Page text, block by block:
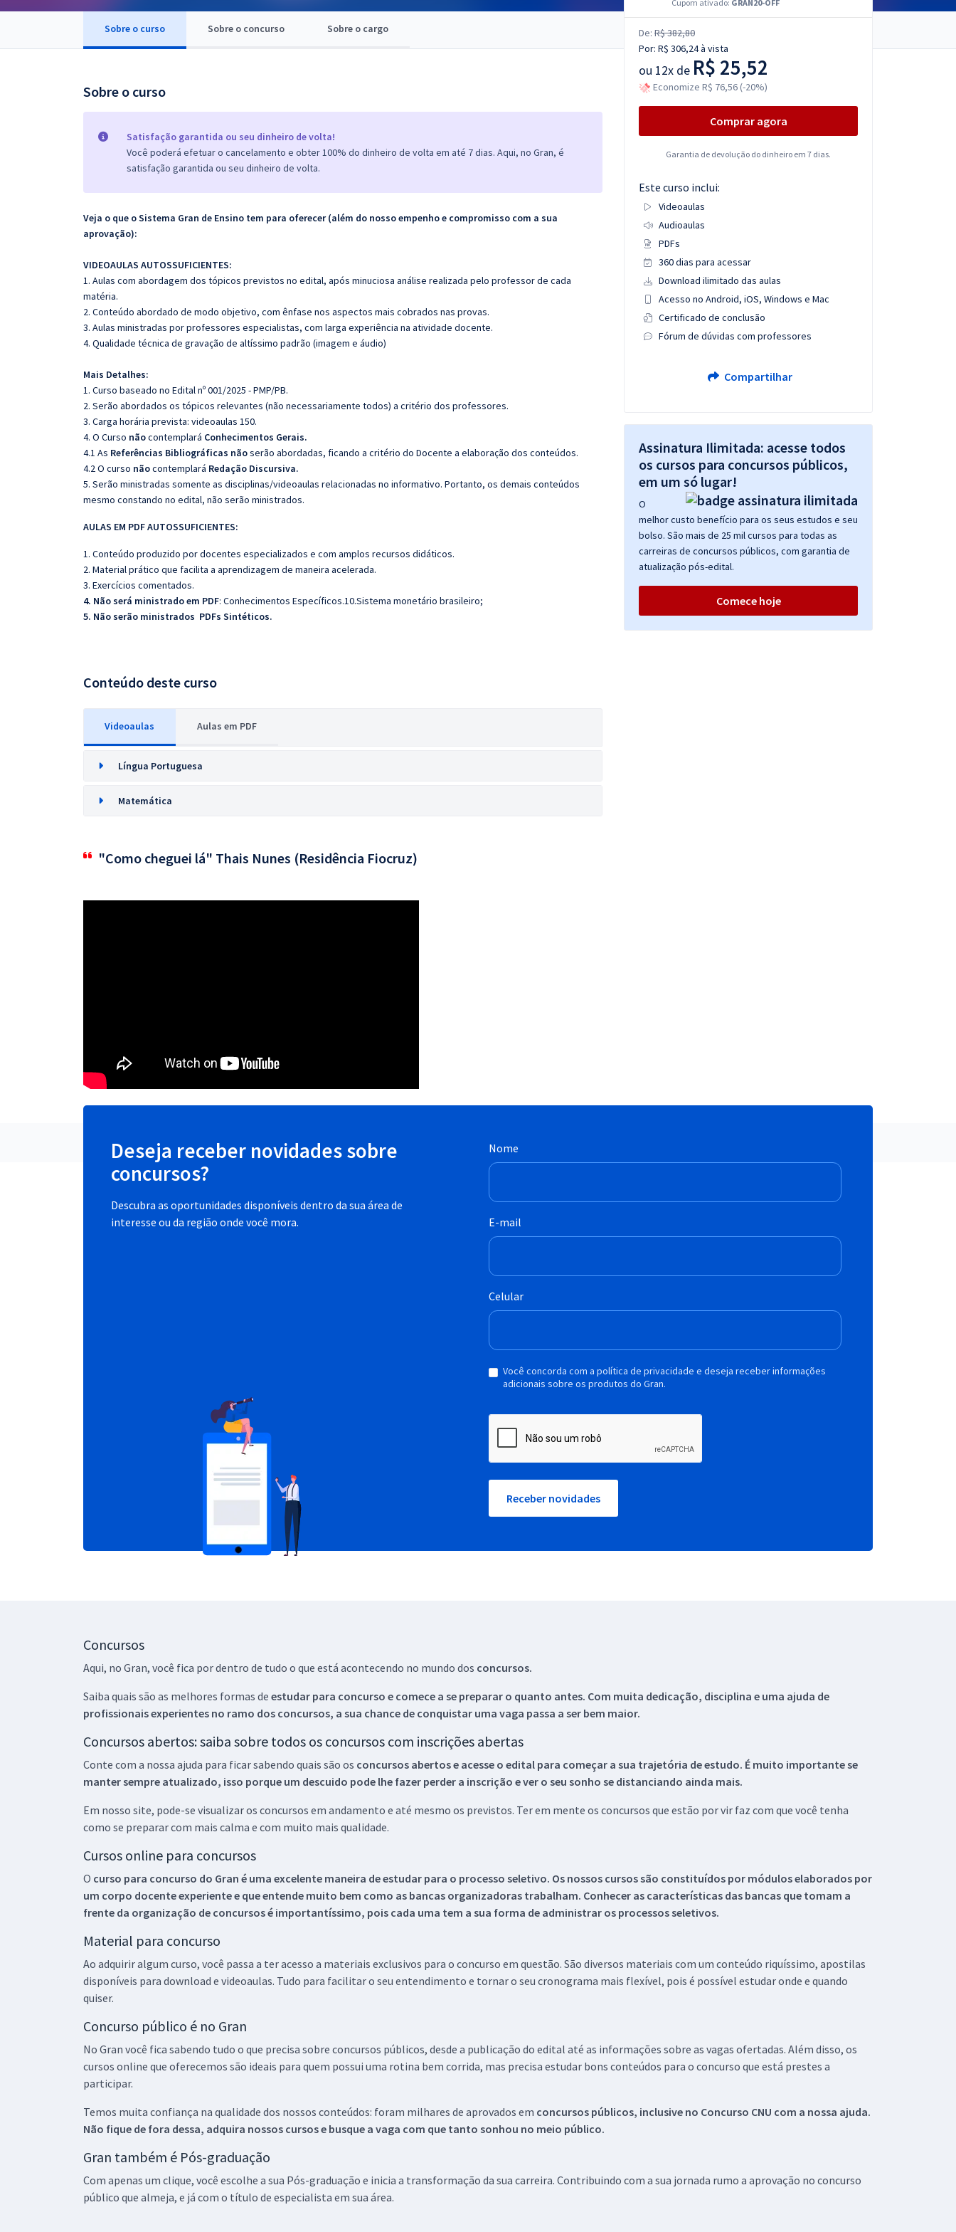
Pós
Sobre o curso Sobre o concurso Sobre o cargo
Sobre o curso
Satisfação garantida ou seu dinheiro de volta!
Você poderá efetuar o cancelamento e obter 100% do dinheiro de volta em até 7 dias. Aqui, no Gran, é
satisfação garantida ou seu dinheiro de volta.
Veja o que o Sistema Gran de Ensino tem para oferecer (além do nosso empenho e compromisso com a sua
aprovação):
VIDEOAULAS AUTOSSUFICIENTES:
1. Aulas com abordagem dos tópicos previstos no edital, após minuciosa análise realizada pelo professor de cada
matéria.
2. Conteúdo abordado de modo objetivo, com ênfase nos aspectos mais cobrados nas provas.
3. Aulas ministradas por professores especialistas, com larga experiência na atividade docente.
4. Qualidade técnica de gravação de altíssimo padrão (imagem e áudio)
Mais Detalhes:
1. Curso baseado no Edital nº 001/2025 - PMP/PB.
2. Serão abordados os tópicos relevantes (não necessariamente todos) a critério dos professores.
3. Carga horária prevista: videoaulas 150.
4. O Curso nãocontemplará Conhecimentos Gerais.
4.1 As Referências Bibliográficas nãoserão abordadas, ficando a critério do Docente a elaboração dos conteúdos.
4.2 O curso nãocontemplará Redação Discursiva.
5. Serão ministradas somente as disciplinas/videoaulas relacionadas no informativo. Portanto, os demais conteúdos
mesmo constando no edital, não serão ministrados.
AULAS EM PDF AUTOSSUFICIENTES:
1. Conteúdo produzido por docentes especializados e com amplos recursos didáticos.
2. Material prático que facilita a aprendizagem de maneira acelerada.
3. Exercícios comentados.
4. Não será ministrado em PDF: Conhecimentos Específicos.10.Sistema monetário brasileiro;
5. Não serão ministrados PDFs Sintéticos.
Conteúdo deste curso
Videoaulas Aulas em PDF
Língua Portuguesa
Matemática
"Como cheguei lá" Thais Nunes (Residência Fiocruz)
Cupom ativado: GRAN20-OFF
De: R$ 382,80
Por: R$ 306,24à vista
ou 12x de R$ 25,52
Economize R$ 76,56 (-20%)
Comprar agora
Garantia de devolução do dinheiro em 7 dias.
Este curso inclui:
Videoaulas
Audioaulas
PDFs
360 dias para acessar
Download ilimitado das aulas
Acesso no Android, iOS, Windows e Mac
Certificado de conclusão
Fórum de dúvidas com professores
Compartilhar
Assinatura Ilimitada: acesse todos
os cursos para concursos públicos,
em um só lugar!
O
melhor custo benefício para os seus estudos e seu
bolso. São mais de 25 mil cursos para todas as
carreiras de concursos públicos, com garantia de
atualização pós-edital.
Comece hoje
Deseja receber novidades sobre
concursos?
Descubra as oportunidades disponíveis dentro da sua área de
interesse ou da região onde você mora.
Nome
E-mail
Celular
Você concorda com a política de privacidade e deseja receber informações
adicionais sobre os produtos do Gran.
Receber novidades
Concursos
Aqui, no Gran, você fica por dentro de tudo o que está acontecendo no mundo dos concursos.
Saiba quais são as melhores formas de estudar para concurso e comece a se preparar o quanto antes. Com muita dedicação, disciplina e uma ajuda de
profissionais experientes no ramo dos concursos, a sua chance de conquistar uma vaga passa a ser bem maior.
Concursos abertos: saiba sobre todos os concursos com inscrições abertas
Conte com a nossa ajuda para ficar sabendo quais são os concursos abertos e acesse o edital para começar a sua trajetória de estudo. É muito importante se
manter sempre atualizado, isso porque um descuido pode lhe fazer perder a inscrição e ver o seu sonho se distanciando ainda mais.
Em nosso site, pode-se visualizar os concursos em andamento e até mesmo os previstos. Ter em mente os concursos que estão por vir faz com que você tenha
como se preparar com mais calma e com muito mais qualidade.
Cursos online para concursos
O curso para concurso do Gran é uma excelente maneira de estudar para o processo seletivo. Os nossos cursos são constituídos por módulos elaborados por
um corpo docente experiente e que entende muito bem como as bancas organizadoras trabalham. Conhecer as características das bancas que tomam a
frente da organização de concursos é importantíssimo, pois cada uma tem a sua forma de administrar os processos seletivos.
Material para concurso
Ao adquirir algum curso, você passa a ter acesso a materiais exclusivos para o concurso em questão. São diversos materiais com um conteúdo riquíssimo, apostilas
disponíveis para download e videoaulas. Tudo para facilitar o seu entendimento e tornar o seu cronograma mais flexível, pois é possível estudar onde e quando
quiser.
Concurso público é no Gran
No Gran você fica sabendo tudo o que precisa sobre concursos públicos, desde a publicação do edital até as informações sobre as vagas ofertadas. Além disso, os
cursos online que oferecemos são ideais para quem possui uma rotina bem corrida, mas precisa estudar bons conteúdos para o concurso que está prestes a
participar.
Temos muita confiança na qualidade dos nossos conteúdos: foram milhares de aprovados em concursos públicos, inclusive no Concurso CNU com a nossa ajuda.
Não fique de fora dessa, adquira nossos cursos e busque a vaga com que tanto sonhou no meio público.
Gran também é Pós-graduação
Com apenas um clique, você escolhe a sua Pós-graduação e inicia a transformação da sua carreira. Contribuindo com a sua jornada rumo a aprovação no concurso
público que almeja, e já com o título de especialista em sua área.